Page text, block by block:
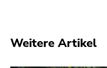
8)
Zur
Weitere Artikel